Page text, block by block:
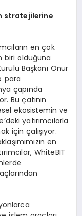
stratejilerine
en çok
biri olduğuna
Başkanı Onur
para
çapında
Bu çatının
ekosistemin ve
yatırımcılarla
için çalışıyor.
en
WhiteBIT